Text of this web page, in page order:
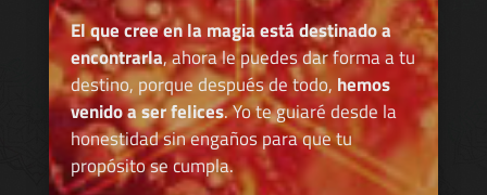
El que cree en la magia está destinado a
encontrarla, ahora le puedes dar forma a tu
destino, porque después de todo, hemos
venido a ser felices. Yo te guiaré desde la
honestidad sin engaños para que tu
propósito se cumpla.